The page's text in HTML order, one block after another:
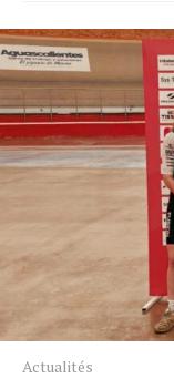
Actualités
Tendances
Tous nos articles
À propos